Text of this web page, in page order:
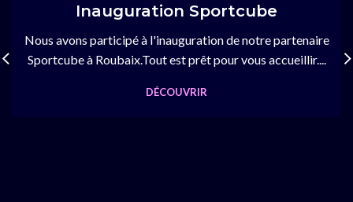
Inauguration Sportcube
Nous avons participé à l'inauguration de notre partenaire
Sportcube à Roubaix.Tout est prêt pour vous accueillir....
DÉCOUVRIR